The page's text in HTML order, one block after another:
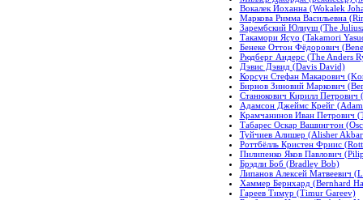
Вокалек Йоханна (Wokalek
Маркова Римма Васильевна
Зарембский Юлиуш (The
Такамори Ясуо (Takamori
Бенеке Оттон Фёдорович
Рюдберг Андерс (The Anders
Дэвис Дэвид (Davis David)
Корсун Стефан Макарович
Бирнов Зиновий Маркович
Станюкович Кирилл
Адамсон Джеймс Крейг
Крамчанинов Иван Петрович
Табарес Оскар Вашингтон
Туйчиев Алишер (Alisher
Роттбёлль Кристен Фриис
Пилипенко Яков Павлович
Брэдли Боб (Bradley Bob)
Липанов Алексей Матвеевич
Хаммер Бернхард (Bernhard
Гареев Тимур (Timur Gareev)